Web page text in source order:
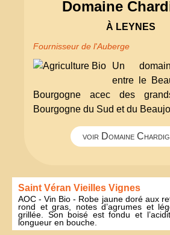
Domaine
À LEYNES
Fournisseur de l'Auberge
Un
entre le
Bourgogne acec des
Bourgogne du Sud et du
voir Domaine
Saint Véran Vieilles Vignes
AOC - Vin Bio - Robe jaune doré aux
rond et gras, notes d’agrumes et
grillée. Son boisé est fondu et
longueur en bouche.